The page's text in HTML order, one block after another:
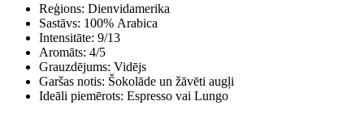
Reģions: Dienvidamerika
Sastāvs: 100% Arabica
Intensitāte: 9/13
Aromāts: 4/5
Grauzdējums: Vidējs
Garšas notis: Šokolāde un žāvēti augļi
Ideāli piemērots: Espresso vai Lungo